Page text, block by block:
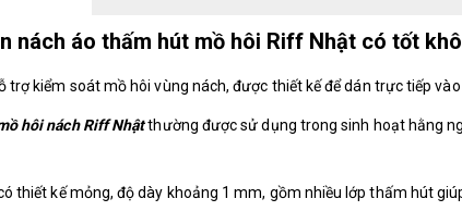
nách áo thấm hút mồ hôi Riff Nhật có tốt
trợ kiểm soát mồ hôi vùng nách, được thiết kế để dán trực tiếp
hôi nách Riff Nhậtthường được sử dụng trong sinh hoạt hằng
thiết kế mỏng, độ dày khoảng 1 mm, gồm nhiều lớp thấm hút